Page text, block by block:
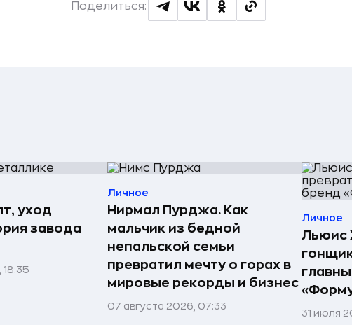
Поделиться:
уход
завода
18:35
Личное
Нирмал Пурджа. Как
мальчик из бедной
непальской семьи
превратил мечту о горах в
мировые рекорды и бизнес
07 августа 2026, 07:33
Личное
Льюис
31 июля